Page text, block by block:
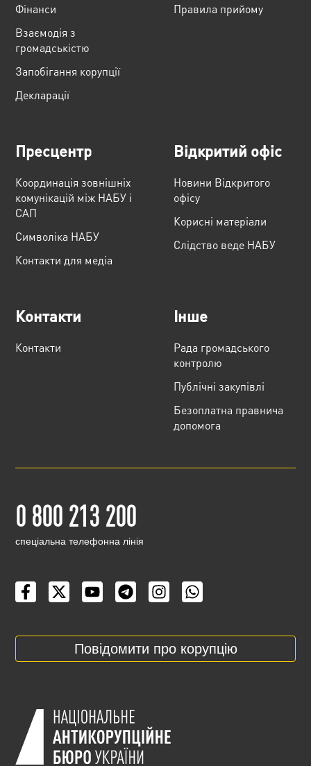
Фінанси
Взаємодія з
громадськістю
Запобігання корупції
Декларації
Правила прийому
Пресцентр
Координація зовнішніх
комунікацій між НАБУ і
САП
Cимволіка НАБУ
Контакти для медіа
Відкритий офіс
Новини Відкритого
офісу
Корисні матеріали
Слідство веде НАБУ
Контакти
Контакти
Інше
Рада громадського
контролю
Публічні закупівлі
Безоплатна правнича
допомога
0 800 213 200
cпеціальна телефонна лінія
Повідомити про корупцію